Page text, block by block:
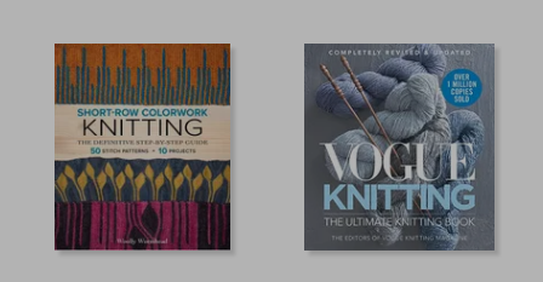
35%
dcto.
$ 2.454
$ 1.595
30%
dcto.